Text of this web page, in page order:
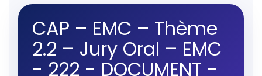
CAP – EMC – Thème
2.2 – Jury Oral – EMC
- 222 - DOCUMENT -